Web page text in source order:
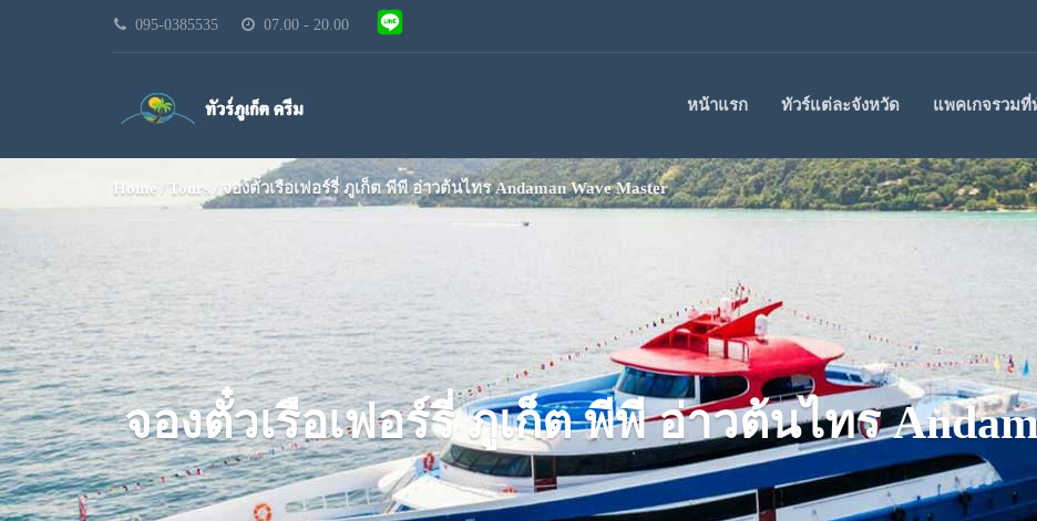
095-0385535 07.00 - 20.00
หน้าแรก ทัวร์แต่ละจังหวัด แพคเกจรวมที่
Home Tours จองตั๋วเรือเฟอร์รี่ ภูเก็ต พีพี อ่าวต้นไทร Andaman Wave Master
จองตั๋วเรือเฟอร์รี่ ภูเก็ต พีพี อ่าวต้นไทร